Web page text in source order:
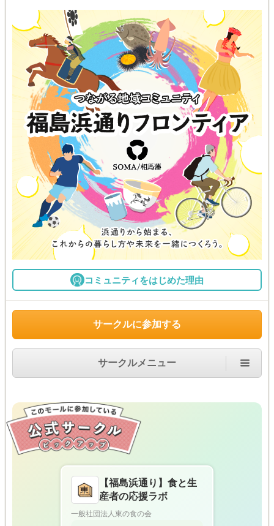
コミュニティをはじめた理由
サークルに参加する
サークルメニュー
【福島浜通り】食と生
産者の応援ラボ
一般社団法人東の食の会